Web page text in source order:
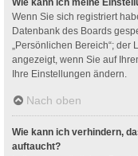
Wenn Sie sich registriert
Datenbank des Boards
„Persönlichen Bereich“;
angezeigt, wenn Sie auf
Ihre Einstellungen ändern.
Nach oben
Wie kann ich verhindern,
auftaucht?